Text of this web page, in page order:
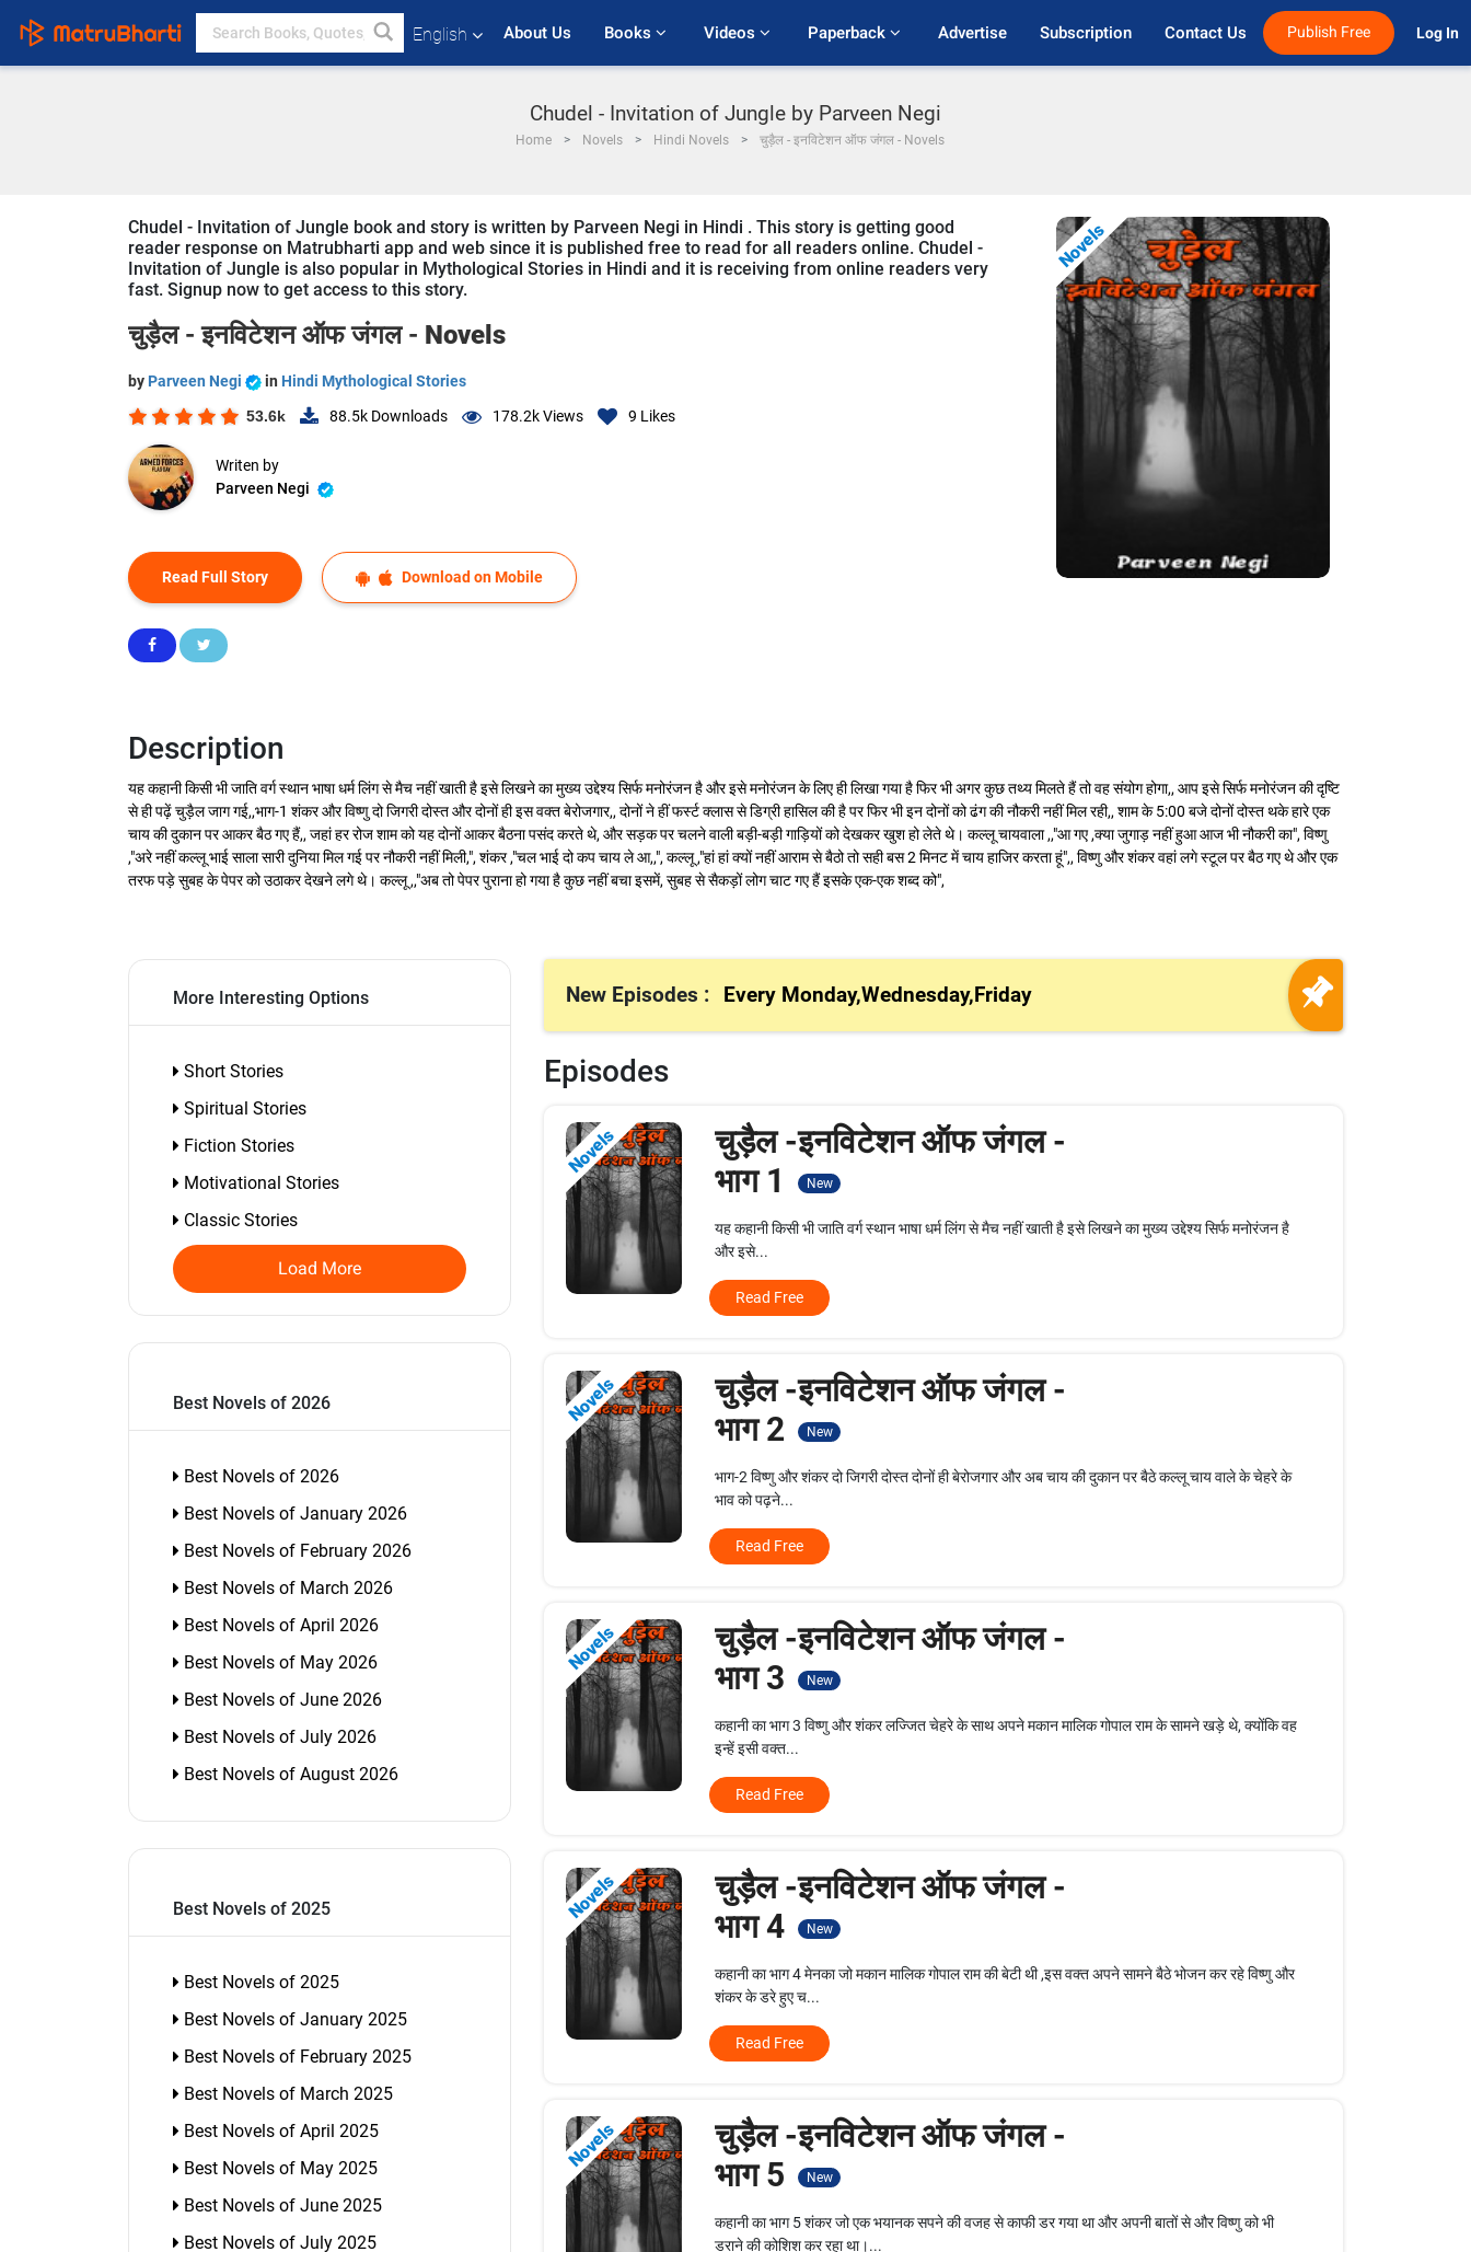
English About Us Books Videos Paperback Advertise Subscription Contact Us Publish Free Log In
Chudel - Invitation of Jungle by Parveen Negi
Home Novels Hindi Novels चुड़ैल - इनविटेशन ऑफ जंगल - Novels
Chudel - Invitation of Jungle book and story is written by Parveen Negi in Hindi . This story is getting good
reader response on Matrubharti app and web since it is published free to read for all readers online. Chudel -
Invitation of Jungle is also popular in Mythological Stories in Hindi and it is receiving from online readers very
fast. Signup now to get access to this story.
चुड़ैल - इनविटेशन ऑफ जंगल - Novels
by Parveen Negi in Hindi Mythological Stories
53.6k 88.5k Downloads 178.2kViews 9 Likes
Writen by
Parveen Negi
Read Full Story Download on Mobile
Novels
Description
यह कहानी किसी भी जाति वर्ग स्थान भाषा धर्म लिंग से मैच नहीं खाती है इसे लिखने का मुख्य उद्देश्य सिर्फ मनोरंजन है और इसे मनोरंजन के लिए ही लिखा गया है फिर भी अगर कुछ तथ्य मिलते हैं तो वह संयोग होगा,, आप इसे सिर्फ मनोरंजन की दृष्टि
से ही पढ़ें चुड़ैल जाग गई,,भाग-1 शंकर और विष्णु दो जिगरी दोस्त और दोनों ही इस वक्त बेरोजगार,, दोनों ने हीं फर्स्ट क्लास से डिग्री हासिल की है पर फिर भी इन दोनों को ढंग की नौकरी नहीं मिल रही,, शाम के 5:00 बजे दोनों दोस्त थके हारे एक
चाय की दुकान पर आकर बैठ गए हैं,, जहां हर रोज शाम को यह दोनों आकर बैठना पसंद करते थे, और सड़क पर चलने वाली बड़ी-बड़ी गाड़ियों को देखकर खुश हो लेते थे। कल्लू चायवाला ,,"आ गए ,क्या जुगाड़ नहीं हुआ आज भी नौकरी का", विष्णु
,"अरे नहीं कल्लू भाई साला सारी दुनिया मिल गई पर नौकरी नहीं मिली,", शंकर ,"चल भाई दो कप चाय ले आ,,", कल्लू ,"हां हां क्यों नहीं आराम से बैठो तो सही बस 2 मिनट में चाय हाजिर करता हूं",, विष्णु और शंकर वहां लगे स्टूल पर बैठ गए थे और एक
तरफ पड़े सुबह के पेपर को उठाकर देखने लगे थे। कल्लू ,,"अब तो पेपर पुराना हो गया है कुछ नहीं बचा इसमें, सुबह से सैकड़ों लोग चाट गए हैं इसके एक-एक शब्द को",
More Interesting Options
Short Stories
Spiritual Stories
Fiction Stories
Motivational Stories
Classic Stories
Load More
Best Novels of 2026
Best Novels of 2026
Best Novels of January 2026
Best Novels of February 2026
Best Novels of March 2026
Best Novels of April 2026
Best Novels of May 2026
Best Novels of June 2026
Best Novels of July 2026
Best Novels of August 2026
Best Novels of 2025
Best Novels of 2025
Best Novels of January 2025
Best Novels of February 2025
Best Novels of March 2025
Best Novels of April 2025
Best Novels of May 2025
Best Novels of June 2025
Best Novels of July 2025
New Episodes : Every Monday,Wednesday,Friday
Episodes
Novels
चुड़ैल -इनविटेशन ऑफ जंगल -
भाग 1
New
यह कहानी किसी भी जाति वर्ग स्थान भाषा धर्म लिंग से मैच नहीं खाती है इसे लिखने का मुख्य उद्देश्य सिर्फ मनोरंजन है
और इसे...
Read Free
Novels
चुड़ैल -इनविटेशन ऑफ जंगल -
भाग 2
New
भाग-2 विष्णु और शंकर दो जिगरी दोस्त दोनों ही बेरोजगार और अब चाय की दुकान पर बैठे कल्लू चाय वाले के चेहरे के
भाव को पढ़ने...
Read Free
Novels
चुड़ैल -इनविटेशन ऑफ जंगल -
भाग 3
New
कहानी का भाग 3 विष्णु और शंकर लज्जित चेहरे के साथ अपने मकान मालिक गोपाल राम के सामने खड़े थे, क्योंकि वह
इन्हें इसी वक्त...
Read Free
Novels
चुड़ैल -इनविटेशन ऑफ जंगल -
भाग 4
New
कहानी का भाग 4 मेनका जो मकान मालिक गोपाल राम की बेटी थी ,इस वक्त अपने सामने बैठे भोजन कर रहे विष्णु और
शंकर के डरे हुए च...
Read Free
Novels
चुड़ैल -इनविटेशन ऑफ जंगल -
भाग 5
New
कहानी का भाग 5 शंकर जो एक भयानक सपने की वजह से काफी डर गया था और अपनी बातों से और विष्णु को भी
डराने की कोशिश कर रहा था।...